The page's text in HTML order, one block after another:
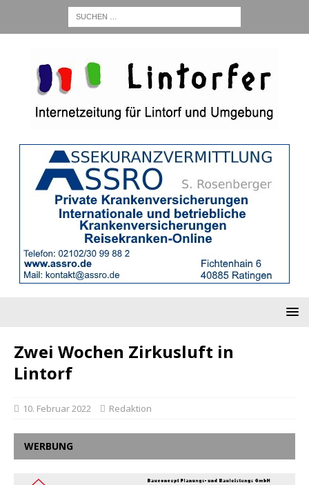
Zwei Wochen Zirkusluft in
Lintorf
10. Februar 2022 Redaktion
WERBUNG